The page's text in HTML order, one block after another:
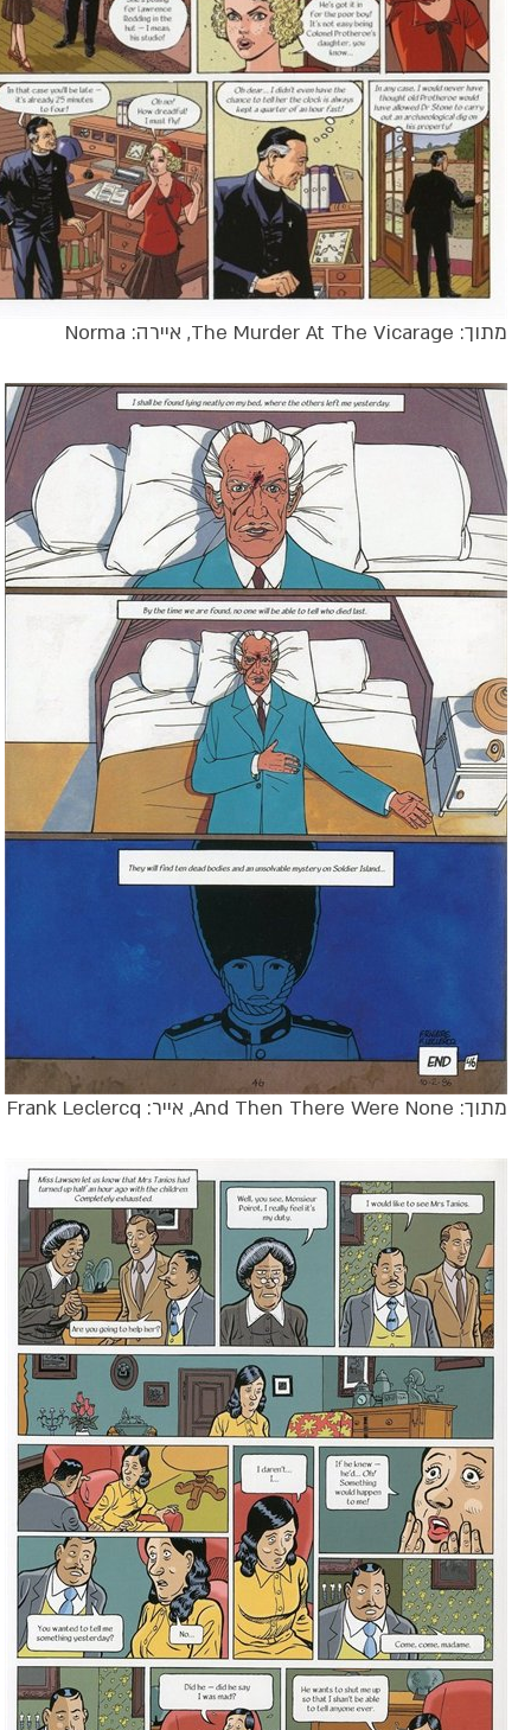
מתוך: The Murder At The Vicarage, איירה: Norma
מתוך: And Then There Were None, אייר: Frank Leclercq